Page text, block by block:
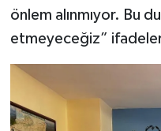
önlem alınmıyor. Bu
etmeyeceğiz”